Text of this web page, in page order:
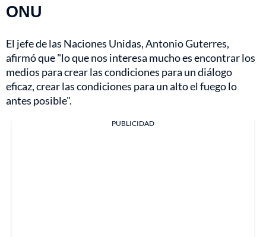
ONU
El jefe de las Naciones Unidas, Antonio Guterres,
afirmó que "lo que nos interesa mucho es encontrar los
medios para crear las condiciones para un diálogo
eficaz, crear las condiciones para un alto el fuego lo
antes posible".
PUBLICIDAD